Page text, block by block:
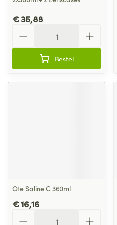
€ 35,88
Bestel
Ote Saline C 360ml
€ 16,16